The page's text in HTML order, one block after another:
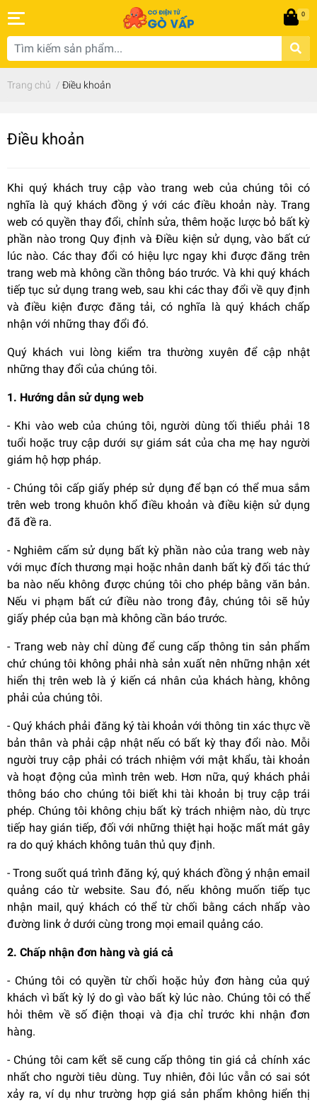
0
Trang chủ / Điều khoản
Điều khoản
Khi quý khách truy cập vào trang web của chúng tôi có
nghĩa là quý khách đồng ý với các điều khoản này. Trang
web có quyền thay đổi, chỉnh sửa, thêm hoặc lược bỏ bất kỳ
phần nào trong Quy định và Điều kiện sử dụng, vào bất cứ
lúc nào. Các thay đổi có hiệu lực ngay khi được đăng trên
trang web mà không cần thông báo trước. Và khi quý khách
tiếp tục sử dụng trang web, sau khi các thay đổi về quy định
và điều kiện được đăng tải, có nghĩa là quý khách chấp
nhận với những thay đổi đó.
Quý khách vui lòng kiểm tra thường xuyên để cập nhật
những thay đổi của chúng tôi.
1. Hướng dẫn sử dụng web
- Khi vào web của chúng tôi, người dùng tối thiểu phải 18
tuổi hoặc truy cập dưới sự giám sát của cha mẹ hay người
giám hộ hợp pháp.
- Chúng tôi cấp giấy phép sử dụng để bạn có thể mua sắm
trên web trong khuôn khổ điều khoản và điều kiện sử dụng
đã đề ra.
- Nghiêm cấm sử dụng bất kỳ phần nào của trang web này
với mục đích thương mại hoặc nhân danh bất kỳ đối tác thứ
ba nào nếu không được chúng tôi cho phép bằng văn bản.
Nếu vi phạm bất cứ điều nào trong đây, chúng tôi sẽ hủy
giấy phép của bạn mà không cần báo trước.
- Trang web này chỉ dùng để cung cấp thông tin sản phẩm
chứ chúng tôi không phải nhà sản xuất nên những nhận xét
hiển thị trên web là ý kiến cá nhân của khách hàng, không
phải của chúng tôi.
- Quý khách phải đăng ký tài khoản với thông tin xác thực về
bản thân và phải cập nhật nếu có bất kỳ thay đổi nào. Mỗi
người truy cập phải có trách nhiệm với mật khẩu, tài khoản
và hoạt động của mình trên web. Hơn nữa, quý khách phải
thông báo cho chúng tôi biết khi tài khoản bị truy cập trái
phép. Chúng tôi không chịu bất kỳ trách nhiệm nào, dù trực
tiếp hay gián tiếp, đối với những thiệt hại hoặc mất mát gây
ra do quý khách không tuân thủ quy định.
- Trong suốt quá trình đăng ký, quý khách đồng ý nhận email
quảng cáo từ website. Sau đó, nếu không muốn tiếp tục
nhận mail, quý khách có thể từ chối bằng cách nhấp vào
đường link ở dưới cùng trong mọi email quảng cáo.
2. Chấp nhận đơn hàng và giá cả
- Chúng tôi có quyền từ chối hoặc hủy đơn hàng của quý
khách vì bất kỳ lý do gì vào bất kỳ lúc nào. Chúng tôi có thể
hỏi thêm về số điện thoại và địa chỉ trước khi nhận đơn
hàng.
- Chúng tôi cam kết sẽ cung cấp thông tin giá cả chính xác
nhất cho người tiêu dùng. Tuy nhiên, đôi lúc vẫn có sai sót
xảy ra, ví dụ như trường hợp giá sản phẩm không hiển thị